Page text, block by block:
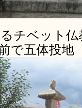
チベット
で五体投地